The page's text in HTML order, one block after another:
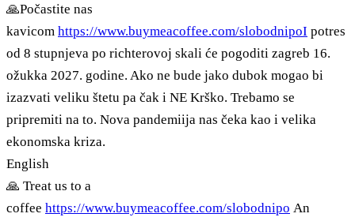
🙏Počastite nas
kavicom https://www.buymeacoffee.com/slobodnipoI potres
od 8 stupnjeva po richterovoj skali će pogoditi zagreb 16.
ožukka 2027. godine. Ako ne bude jako dubok mogao bi
izazvati veliku štetu pa čak i NE Krško. Trebamo se
pripremiti na to. Nova pandemiija nas čeka kao i velika
ekonomska kriza.
English
🙏 Treat us to a
coffee https://www.buymeacoffee.com/slobodnipo An